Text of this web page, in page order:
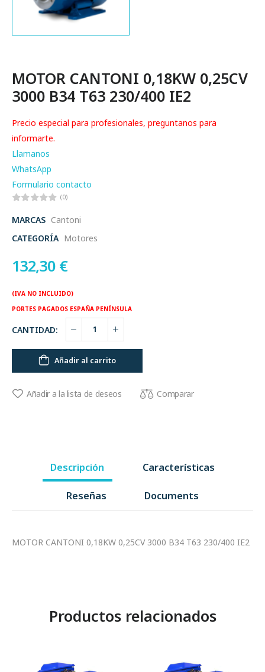
MOTOR CANTONI 0,18KW 0,25CV
3000 B34 T63 230/400 IE2
Precio especial para profesionales, preguntanos para
informarte.
Llamanos
WhatsApp
Formulario contacto
(0)
MARCAS Cantoni
CATEGORÍA Motores
132,30 €
(IVA NO INCLUIDO)
PORTES PAGADOS ESPAÑA PENÍNSULA
CANTIDAD:
Añadir al carrito
Añadir a la lista de deseos Comparar
Descripción Características
Reseñas Documents
MOTOR CANTONI 0,18KW 0,25CV 3000 B34 T63 230/400 IE2
Productos relacionados